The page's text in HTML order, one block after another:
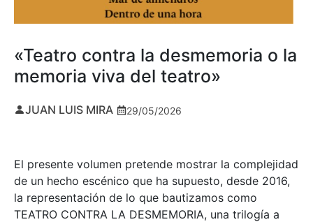
«Teatro contra la desmemoria o la
memoria viva del teatro»
JUAN LUIS MIRA 29/05/2026
El presente volumen pretende mostrar la complejidad
de un hecho escénico que ha supuesto, desde 2016,
la representación de lo que bautizamos como
TEATRO CONTRA LA DESMEMORIA, una trilogía a